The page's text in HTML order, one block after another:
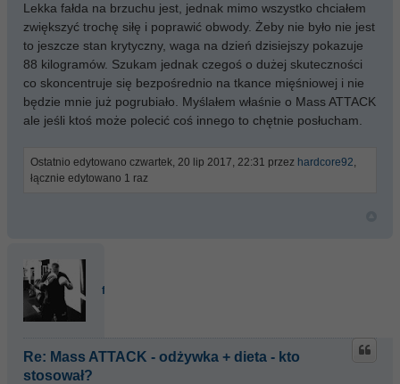
Lekka fałda na brzuchu jest, jednak mimo wszystko chciałem
zwiększyć trochę siłę i poprawić obwody. Żeby nie było nie jest
to jeszcze stan krytyczny, waga na dzień dzisiejszy pokazuje
88 kilogramów. Szukam jednak czegoś o dużej skuteczności
co skoncentruje się bezpośrednio na tkance mięśniowej i nie
będzie mnie już pogrubiało. Myślałem właśnie o Mass ATTACK
ale jeśli ktoś może polecić coś innego to chętnie posłucham.
Ostatnio edytowano czwartek, 20 lip 2017, 22:31 przez hardcore92,
łącznie edytowano 1 raz
feer
Re: Mass ATTACK - odżywka + dieta - kto
stosował?